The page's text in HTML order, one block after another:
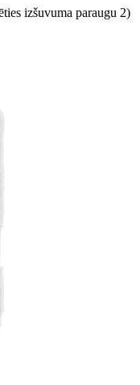
izšuvuma paraugu 2)